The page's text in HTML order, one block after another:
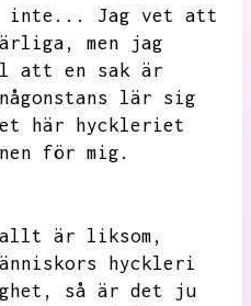
inte...
Jag vet att
men jag
att en sak är
någonstans lär sig
här hyckleriet
för mig.
är liksom,
hyckleri
så är det ju